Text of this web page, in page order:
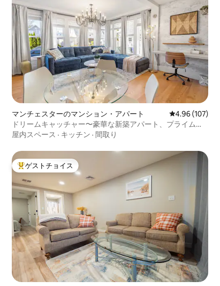
マンチェスターのマンション・アパート レビュー107
4.96 (107)
ドリームキャッチャー〜豪華な新築アパート、プライムノ
ースエンド
屋内スペース · キッチン · 間取り
大好評のゲストチョイスです。
ゲストチョイス